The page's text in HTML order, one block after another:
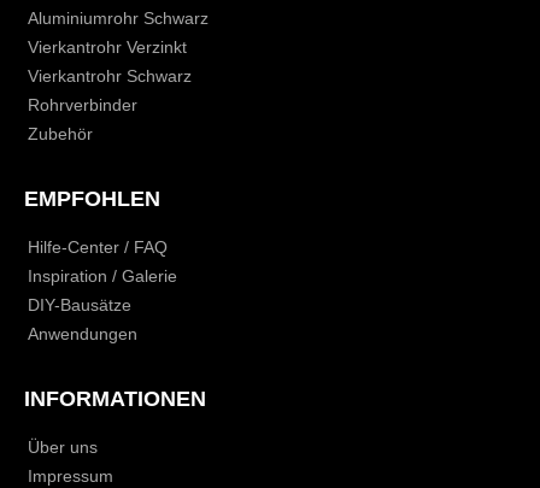
Aluminiumrohr Schwarz
Vierkantrohr Verzinkt
Vierkantrohr Schwarz
Rohrverbinder
Zubehör
EMPFOHLEN
Hilfe-Center / FAQ
Inspiration / Galerie
DIY-Bausätze
Anwendungen
INFORMATIONEN
Über uns
Impressum